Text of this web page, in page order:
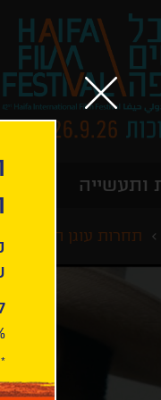
ותעשייה
תחרות עוגן הזהב
10%